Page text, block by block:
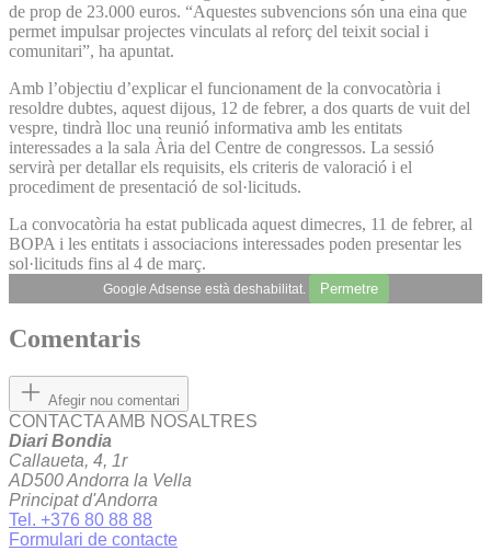
de prop de 23.000 euros. “Aquestes subvencions són una eina que
permet impulsar projectes vinculats al reforç del teixit social i
comunitari”, ha apuntat.
Amb l’objectiu d’explicar el funcionament de la convocatòria i
resoldre dubtes, aquest dijous, 12 de febrer, a dos quarts de vuit del
vespre, tindrà lloc una reunió informativa amb les entitats
interessades a la sala Ària del Centre de congressos. La sessió
servirà per detallar els requisits, els criteris de valoració i el
procediment de presentació de sol·licituds.
La convocatòria ha estat publicada aquest dimecres, 11 de febrer, al
BOPA i les entitats i associacions interessades poden presentar les
sol·licituds fins al 4 de març.
Google Adsense està deshabilitat. Permetre
Comentaris
Afegir nou comentari
CONTACTA AMB NOSALTRES
Diari Bondia
Callaueta, 4, 1r
AD500 Andorra la Vella
Principat d'Andorra
Tel. +376 80 88 88
Formulari de contacte